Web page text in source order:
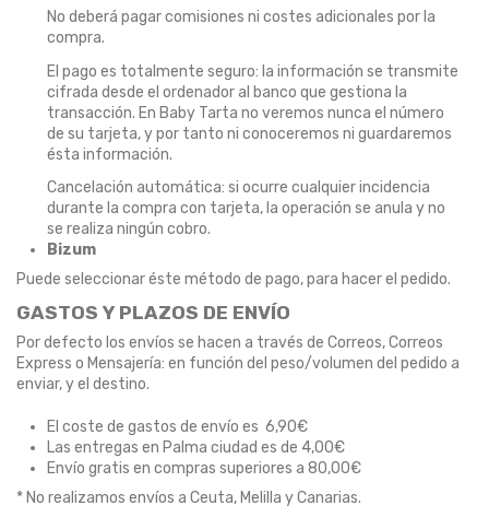
No deberá pagar comisiones ni costes adicionales por la
compra.
El pago es totalmente seguro: la información se transmite
cifrada desde el ordenador al banco que gestiona la
transacción. En Baby Tarta no veremos nunca el número
de su tarjeta, y por tanto ni conoceremos ni guardaremos
ésta información.
Cancelación automática: si ocurre cualquier incidencia
durante la compra con tarjeta, la operación se anula y no
se realiza ningún cobro.
Bizum
Puede seleccionar éste método de pago, para hacer el pedido.
GASTOS Y PLAZOS DE ENVÍO
Por defecto los envíos se hacen a través de Correos, Correos
Express o Mensajería: en función del peso/volumen del pedido a
enviar, y el destino.
El coste de gastos de envío es 6,90€
Las entregas en Palma ciudad es de 4,00€
Envío gratis en compras superiores a 80,00€
* No realizamos envíos a Ceuta, Melilla y Canarias.